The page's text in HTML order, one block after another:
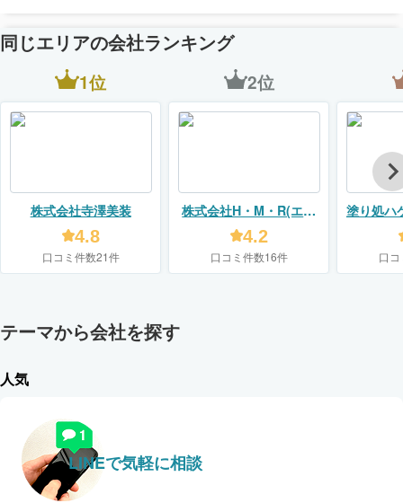
同じエリアの会社ランキング
1位
株式会社寺澤美装
4.8
口コミ件数21件
2位
株式会社H・M・R(エイ
チエムアール)塗り処ハ
ケと手 宇都宮店
4.2
口コミ件数16件
塗り処ハ
口
テーマから会社を探す
人気
LINEで気軽に相談